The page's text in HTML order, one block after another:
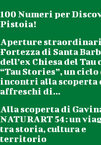
100 Numeri per
Pistoia!
Aperture
Fortezza di Santa
dell’ex Chiesa del Tau
“Tau Stories”, un
incontri alla scoperta
affreschi di...
Alla scoperta di
NATURART 54: un
tra storia, cultura e
territorio